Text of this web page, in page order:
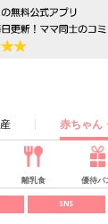
赤ちゃん
離乳食 優待パ
SNS